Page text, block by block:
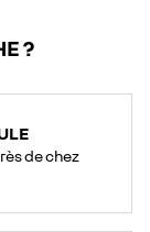
?
de chez